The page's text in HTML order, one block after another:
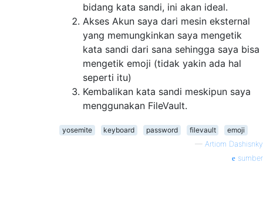
bidang kata sandi, ini akan ideal.
Akses Akun saya dari mesin eksternal
yang memungkinkan saya mengetik
kata sandi dari sana sehingga saya bisa
mengetik emoji (tidak yakin ada hal
seperti itu)
Kembalikan kata sandi meskipun saya
menggunakan FileVault.
yosemite keyboard password filevault
emoji
— Artiom Dashisnky
sumber